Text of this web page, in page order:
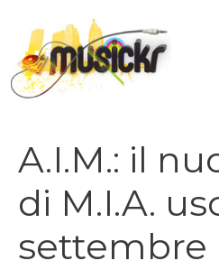
contenuto
A.I.M.: il
di M.I.A.
settembre